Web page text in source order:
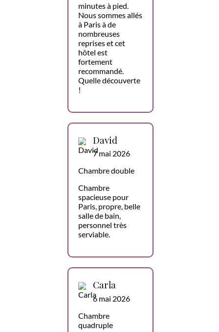
minutes à pied.
Nous sommes allés
à Paris à de
nombreuses
reprises et cet
hôtel est
fortement
recommandé.
Quelle découverte
!
David
7 mai 2026
Chambre double
Chambre
spacieuse pour
Paris, propre, belle
salle de bain,
personnel très
serviable.
Carla
6 mai 2026
Chambre
quadruple